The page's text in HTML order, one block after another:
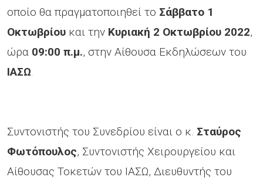
οποίο θα πραγματοποιηθεί το Σάββατο 1
Οκτωβρίου και την Κυριακή 2 Οκτωβρίου 2022,
ώρα 09:00 π.μ., στην Αίθουσα Εκδηλώσεων του
ΙΑΣΩ.
Συντονιστής του Συνεδρίου είναι ο κ. Σταύρος
Φωτόπουλος, Συντονιστής Χειρουργείου και
Αίθουσας Τοκετών του ΙΑΣΩ, Διευθυντής του